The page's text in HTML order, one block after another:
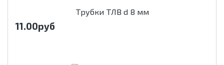
Трубки ТЛВ d 8 мм
11.00руб